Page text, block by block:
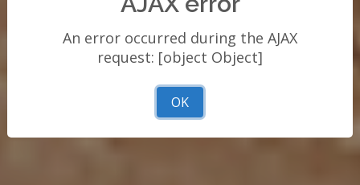
An error occurred during the AJAX
request: [object Object]
OK